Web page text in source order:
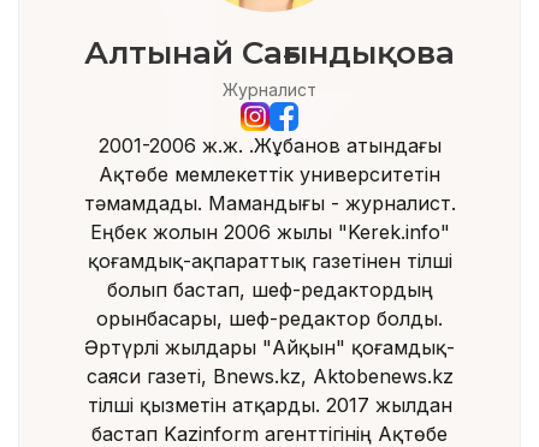
Алтынай Сағындықова
Журналист
2001-2006 ж.ж. Қ.Жұбанов атындағы
Ақтөбе мемлекеттік университетін
тәмамдады. Мамандығы - журналист.
Еңбек жолын 2006 жылы "Kerek.info"
қоғамдық-ақпараттық газетінен тілші
болып бастап, шеф-редактордың
орынбасары, шеф-редактор болды.
Әртүрлі жылдары "Айқын" қоғамдық-
саяси газеті, Bnews.kz, Aktobenews.kz
тілші қызметін атқарды. 2017 жылдан
бастап Kazinform агенттігінің Ақтөбе